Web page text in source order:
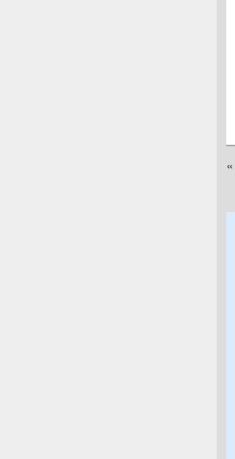
«